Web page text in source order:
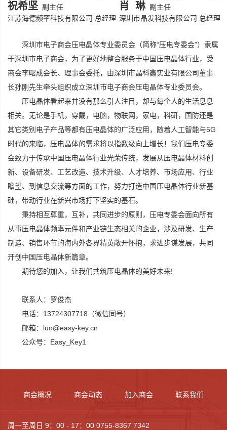
祝希坚 副主任
江苏海德频率科技有限公司 总经理
肖 琳副主任
深圳市晶发科技有限公司 总经理
深圳市电子商会压电晶体专业委员会（简称“压电专委会”）隶属
于深圳市电子商会，为了更好地整合服务于中国压电晶体行业，受
商会李曙成会长、理事会委托，由深圳市晶科鑫实业有限公司董事
长孙刚先生牵头组织成立深圳市电子商会压电晶体专业委员会。
压电晶体看起来并没有那么引人注目，却与每个人的生活息息
相关。无论是手机，穿戴，电脑，物联网，家电，科研，国防还是
其它类别电子产品等都有压电晶体的广泛应用，随着人工智能与5G
时代的来临，压电晶体的需求将以指数级向上增长！我们压电专委
会致力于传承中国压电晶体行业光荣传统，发展从压电晶体材料创
新、设备研发、工艺改造、技术升级、人才培养、市场应用、行业
瞻望、到信息交流等方面的工作，努力打造中国压电晶体行业新基
础，带动行业在新兴市场打下坚实的基石。
秉持相互尊重，互补，共同进步的原则，压电专委会面向所有
从事压电晶体频率元件和产业链生态相关的企业，涉及研发、生产
制造、销售环节的海内外各界精英敞开怀抱，求进步谋发展，共同
开创中国压电晶体新篇章。
期待您的加入，让我们共筑压电晶体的美好未来!
联系人：罗俊杰
电话：13724307718（微信同号）
邮箱：luo@easy-key.cn
公众号：Easy_Key1
商会概况 商会动态 加入商会 联系我们
周一至周日 9：00 - 17：00 0755-8367 7342